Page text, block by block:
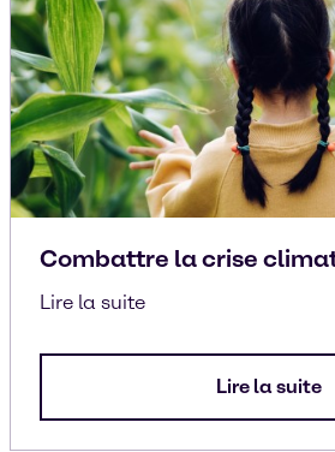
Combattre la crise
Lire la suite
Lire la suite